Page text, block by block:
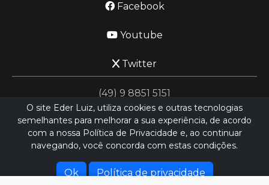
Facebook
Youtube
Twitter
(49) 9 8851 5151
jornalismo@ederluiz.com.vc
Desenvolvido porLN SISTEMAS
Hospedado porHEXIO CLOUD
O site Eder Luiz, utiliza cookies e outras tecnologias
semelhantes para melhorar a sua experiência, de acordo
com a nossa Política de Privacidade e, ao continuar
navegando, você concorda com estas condições.
Ok Política de privacidade